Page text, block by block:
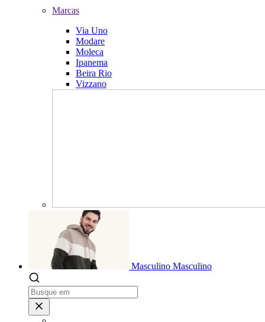
Marcas
Via Uno
Modare
Moleca
Ipanema
Beira Rio
Vizzano
Masculino Masculino